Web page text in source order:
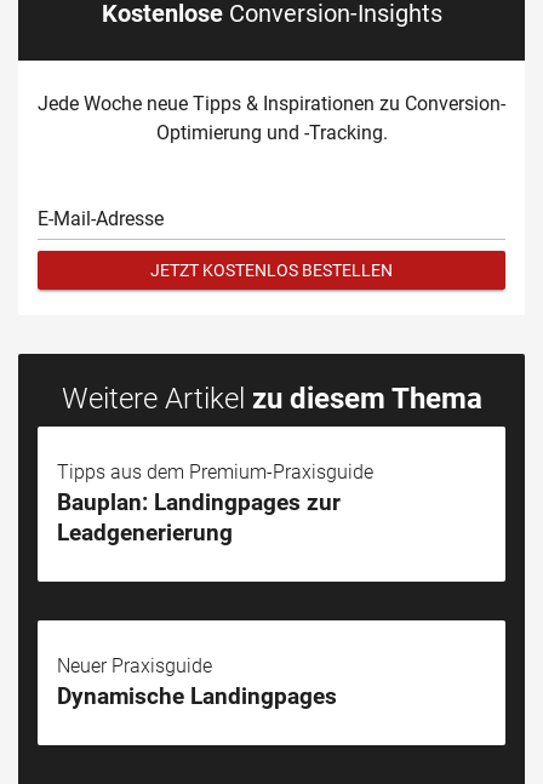
KostenloseConversion-Insights
Jede Woche neue Tipps & Inspirationen zu Conversion-
Optimierung und -Tracking.
E-Mail-Adresse
JETZT KOSTENLOS BESTELLEN
Weitere Artikel zu diesem Thema
Tipps aus dem Premium-Praxisguide
Bauplan: Landingpages zur
Leadgenerierung
Neuer Praxisguide
Dynamische Landingpages